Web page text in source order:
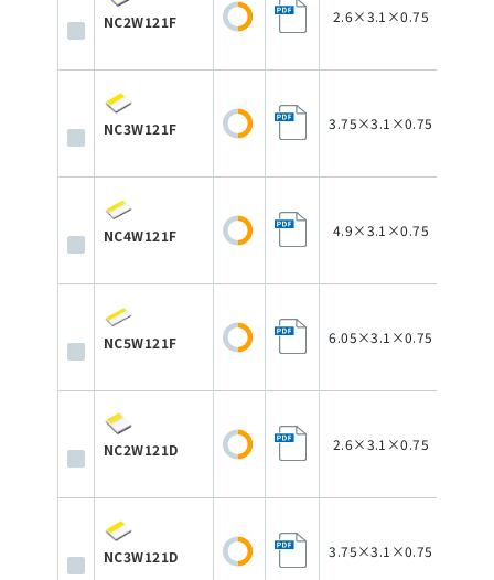
NC2W121F 2.6×3.1×0.75
NC3W121F 3.75×3.1×0.75
NC4W121F 4.9×3.1×0.75
NC5W121F 6.05×3.1×0.75
NC2W121D 2.6×3.1×0.75
NC3W121D 3.75×3.1×0.75